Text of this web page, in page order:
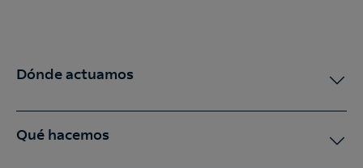
Dónde actuamos
Qué hacemos